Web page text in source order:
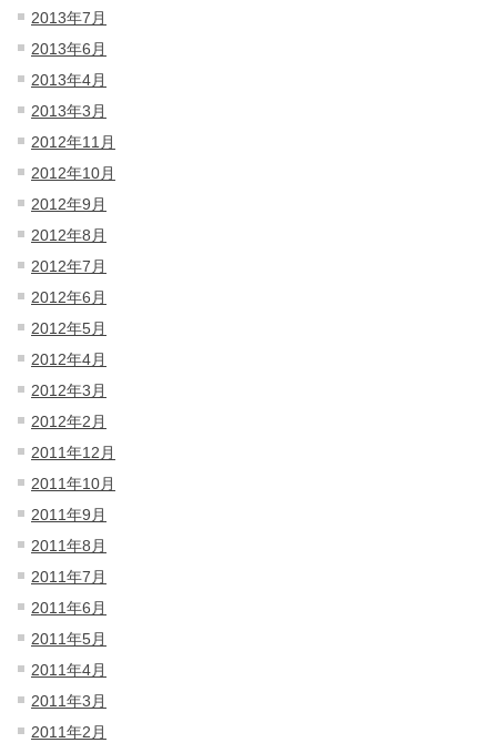
2013年7月
2013年6月
2013年4月
2013年3月
2012年11月
2012年10月
2012年9月
2012年8月
2012年7月
2012年6月
2012年5月
2012年4月
2012年3月
2012年2月
2011年12月
2011年10月
2011年9月
2011年8月
2011年7月
2011年6月
2011年5月
2011年4月
2011年3月
2011年2月